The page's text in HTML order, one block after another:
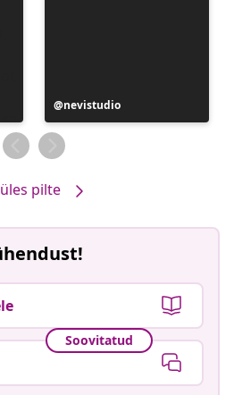
Postitus
avaldatud
nevistudio
pilte
Soovitatud